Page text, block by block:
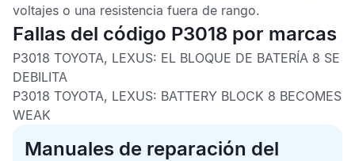
voltajes o una resistencia fuera de rango.
Fallas del código P3018 por marcas
P3018 TOYOTA, LEXUS: EL BLOQUE DE BATERÍA 8 SE
DEBILITA
P3018 TOYOTA, LEXUS: BATTERY BLOCK 8 BECOMES
WEAK
Manuales de reparación del